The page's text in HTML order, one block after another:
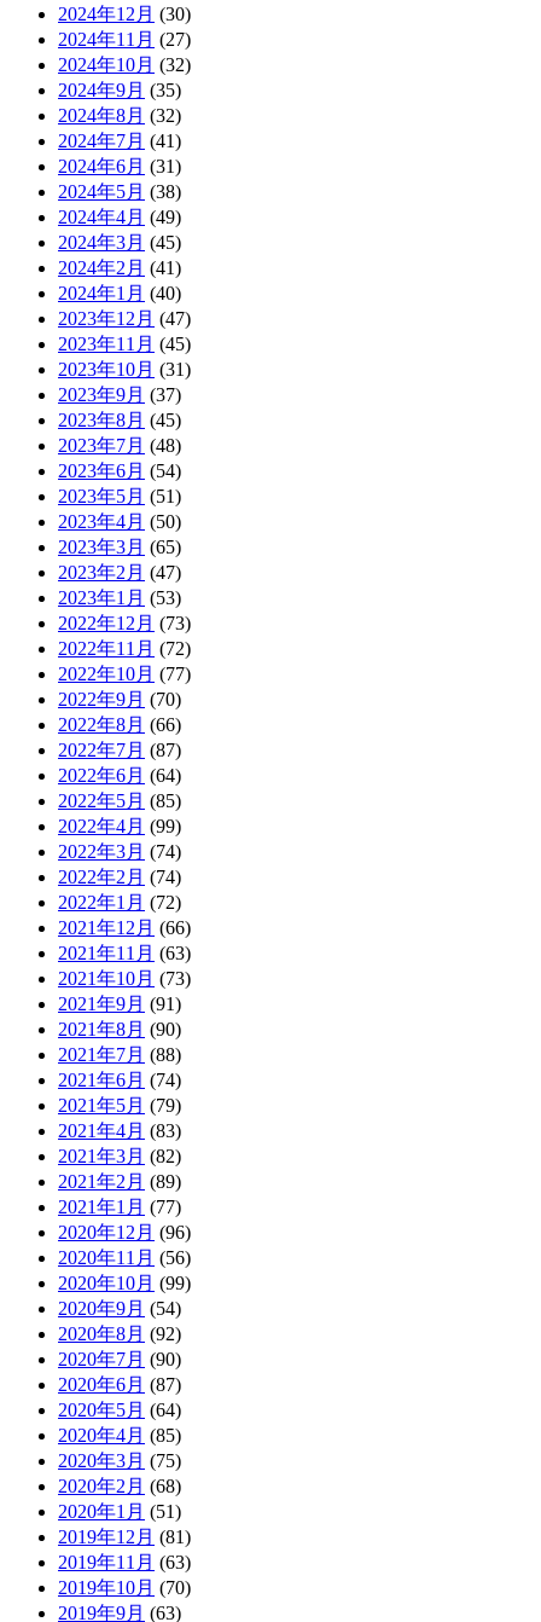
2024年12月 (30)
2024年11月 (27)
2024年10月 (32)
2024年9月 (35)
2024年8月 (32)
2024年7月 (41)
2024年6月 (31)
2024年5月 (38)
2024年4月 (49)
2024年3月 (45)
2024年2月 (41)
2024年1月 (40)
2023年12月 (47)
2023年11月 (45)
2023年10月 (31)
2023年9月 (37)
2023年8月 (45)
2023年7月 (48)
2023年6月 (54)
2023年5月 (51)
2023年4月 (50)
2023年3月 (65)
2023年2月 (47)
2023年1月 (53)
2022年12月 (73)
2022年11月 (72)
2022年10月 (77)
2022年9月 (70)
2022年8月 (66)
2022年7月 (87)
2022年6月 (64)
2022年5月 (85)
2022年4月 (99)
2022年3月 (74)
2022年2月 (74)
2022年1月 (72)
2021年12月 (66)
2021年11月 (63)
2021年10月 (73)
2021年9月 (91)
2021年8月 (90)
2021年7月 (88)
2021年6月 (74)
2021年5月 (79)
2021年4月 (83)
2021年3月 (82)
2021年2月 (89)
2021年1月 (77)
2020年12月 (96)
2020年11月 (56)
2020年10月 (99)
2020年9月 (54)
2020年8月 (92)
2020年7月 (90)
2020年6月 (87)
2020年5月 (64)
2020年4月 (85)
2020年3月 (75)
2020年2月 (68)
2020年1月 (51)
2019年12月 (81)
2019年11月 (63)
2019年10月 (70)
2019年9月 (63)